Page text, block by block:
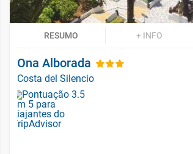
RESUMO + INFO
Ona Alborada
Costa del Silencio